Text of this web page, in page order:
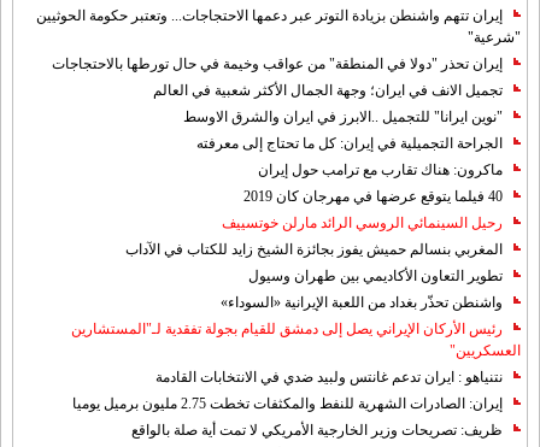
إيران تتهم واشنطن بزيادة التوتر عبر دعمها الاحتجاجات... وتعتبر حكومة الحوثيين
"شرعية"
إيران تحذر "دولا في المنطقة" من عواقب وخيمة في حال تورطها بالاحتجاجات
تجميل الانف في ايران؛ وجهة الجمال الأكثر شعبية في العالم
"نوين ايرانا" للتجميل ..الابرز في ايران والشرق الاوسط
الجراحة التجميلية في إيران: كل ما تحتاج إلى معرفته
ماكرون: هناك تقارب مع ترامب حول إيران
40 فيلما يتوقع عرضها في مهرجان كان 2019
رحيل السينمائي الروسي الرائد مارلن خوتسييف
المغربي بنسالم حميش يفوز بجائزة الشيخ زايد للكتاب في الآداب
تطوير التعاون الأكاديمي بين طهران وسيول
واشنطن تحذّر بغداد من اللعبة الإيرانية «السوداء»
رئيس الأركان الإيراني يصل إلى دمشق للقيام بجولة تفقدية لـ"المستشارين
العسكريين"
نتنياهو : ايران تدعم غانتس ولبيد ضدي في الانتخابات القادمة
إيران: الصادرات الشهریة للنفط والمكثفات تخطت 2.75 مليون برميل يوميا
ظريف: تصريحات وزير الخارجية الأمريكي لا تمت أية صلة بالواقع